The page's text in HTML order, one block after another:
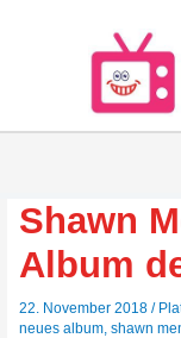
Shawn
Album
22. November 2018/
neues album,shawn